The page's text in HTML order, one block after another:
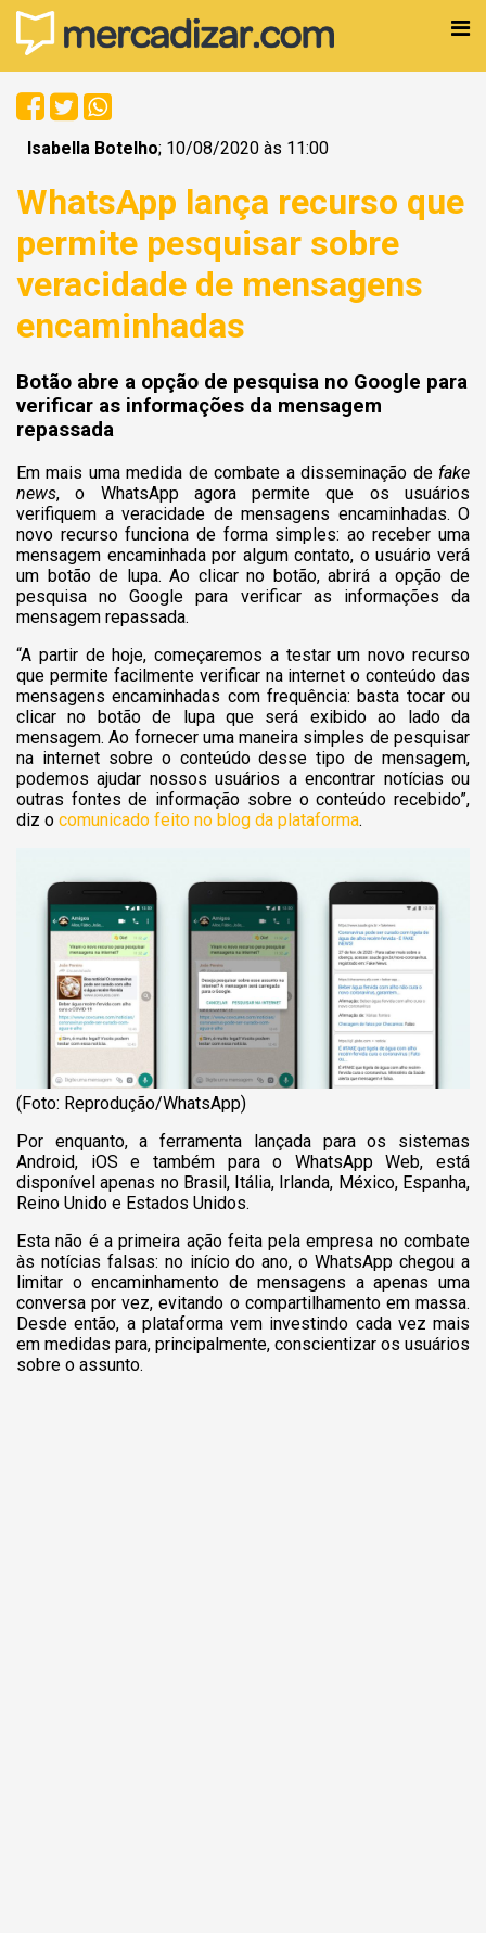
Isabella Botelho; 10/08/2020 às 11:00
WhatsApp lança recurso que
permite pesquisar sobre
veracidade de mensagens
encaminhadas
Botão abre a opção de pesquisa no Google para
verificar as informações da mensagem
repassada
Em mais uma medida de combate a disseminação de fake
news, o WhatsApp agora permite que os usuários
verifiquem a veracidade de mensagens encaminhadas. O
novo recurso funciona de forma simples: ao receber uma
mensagem encaminhada por algum contato, o usuário verá
um botão de lupa. Ao clicar no botão, abrirá a opção de
pesquisa no Google para verificar as informações da
mensagem repassada.
“A partir de hoje, começaremos a testar um novo recurso
que permite facilmente verificar na internet o conteúdo das
mensagens encaminhadas com frequência: basta tocar ou
clicar no botão de lupa que será exibido ao lado da
mensagem. Ao fornecer uma maneira simples de pesquisar
na internet sobre o conteúdo desse tipo de mensagem,
podemos ajudar nossos usuários a encontrar notícias ou
outras fontes de informação sobre o conteúdo recebido”,
diz o comunicado feito no blog da plataforma.
(Foto: Reprodução/WhatsApp)
Por enquanto, a ferramenta lançada para os sistemas
Android, iOS e também para o WhatsApp Web, está
disponível apenas no Brasil, Itália, Irlanda, México, Espanha,
Reino Unido e Estados Unidos.
Esta não é a primeira ação feita pela empresa no combate
às notícias falsas: no início do ano, o WhatsApp chegou a
limitar o encaminhamento de mensagens a apenas uma
conversa por vez, evitando o compartilhamento em massa.
Desde então, a plataforma vem investindo cada vez mais
em medidas para, principalmente, conscientizar os usuários
sobre o assunto.